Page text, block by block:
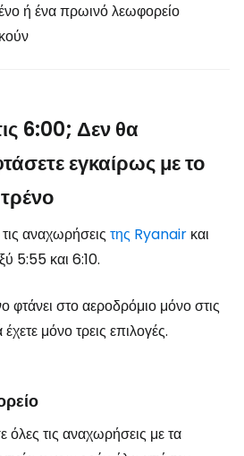
ή ένα πρωινό λεωφορείο
6:00; Δεν θα
εγκαίρως με το
αναχωρήσεις της Ryanair και
5:55 και 6:10.
στο αεροδρόμιο μόνο στις
μόνο τρεις επιλογές.
όλες τις αναχωρήσεις με τα